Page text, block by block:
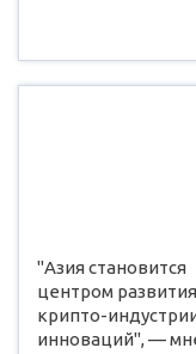
"Азия становится
центром развития
крипто-
инноваций", —